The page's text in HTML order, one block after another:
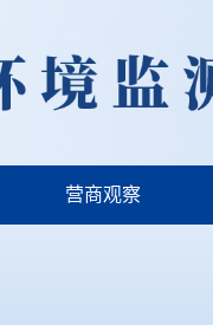
营商观察